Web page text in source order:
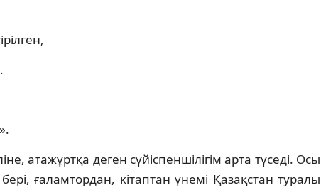
атажұртқа деген сүйіспеншілігім арта түседі. Осы
ғаламтордан, кітаптан үнемі Қазақстан туралы